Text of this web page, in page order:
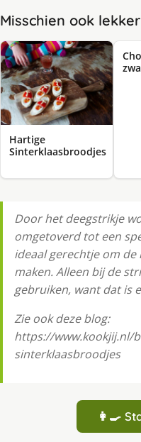
Misschien ook lekker
Hartige
Sinterklaasbroodjes
Door het deegstrikje
omgetoverd tot een
ideaal gerechtje om
maken. Alleen bij de
gebruiken, want dat is
Zie ook deze blog:
https://www.kookjij.nl/
sinterklaasbroodjes
👩‍🍳